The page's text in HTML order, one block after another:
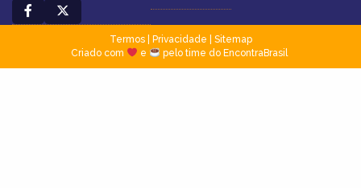
Termos| Privacidade
Sitemap
Criado com
e pelo time do EncontraBrasil